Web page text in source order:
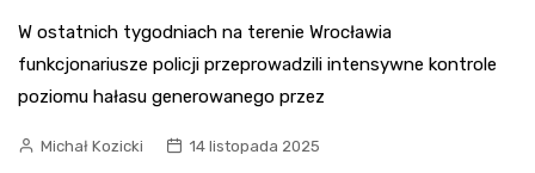
W ostatnich tygodniach na terenie Wrocławia
funkcjonariusze policji przeprowadzili intensywne kontrole
poziomu hałasu generowanego przez
Michał Kozicki 14 listopada 2025